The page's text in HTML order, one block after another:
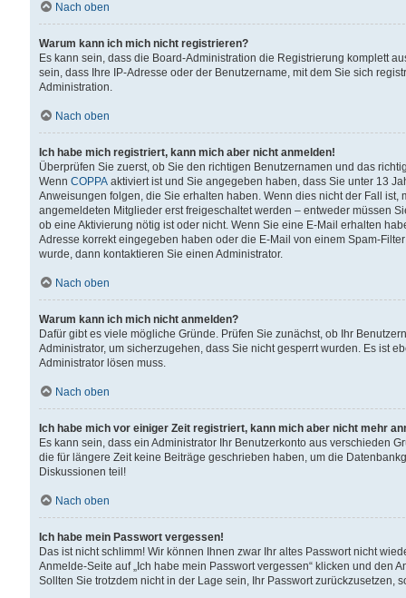
Nach oben
Warum kann ich mich nicht registrieren?
Es kann sein, dass die Board-Administration die Registrierung komplett
sein, dass Ihre IP-Adresse oder der Benutzername, mit dem Sie sich
Administration.
Nach oben
Ich habe mich registriert, kann mich aber nicht anmelden!
Überprüfen Sie zuerst, ob Sie den richtigen Benutzernamen und das
Wenn COPPA aktiviert ist und Sie angegeben haben, dass Sie unter 13
Anweisungen folgen, die Sie erhalten haben. Wenn dies nicht der Fall
angemeldeten Mitglieder erst freigeschaltet werden – entweder müssen
ob eine Aktivierung nötig ist oder nicht. Wenn Sie eine E-Mail erhalten
Adresse korrekt eingegeben haben oder die E-Mail von einem Spam-
wurde, dann kontaktieren Sie einen Administrator.
Nach oben
Warum kann ich mich nicht anmelden?
Dafür gibt es viele mögliche Gründe. Prüfen Sie zunächst, ob Ihr
Administrator, um sicherzugehen, dass Sie nicht gesperrt wurden. Es ist
Administrator lösen muss.
Nach oben
Ich habe mich vor einiger Zeit registriert, kann mich aber nicht mehr
Es kann sein, dass ein Administrator Ihr Benutzerkonto aus verschieden
die für längere Zeit keine Beiträge geschrieben haben, um die
Diskussionen teil!
Nach oben
Ich habe mein Passwort vergessen!
Das ist nicht schlimm! Wir können Ihnen zwar Ihr altes Passwort nicht
Anmelde-Seite auf „Ich habe mein Passwort vergessen“ klicken und
Sollten Sie trotzdem nicht in der Lage sein, Ihr Passwort zurückzusetzen,